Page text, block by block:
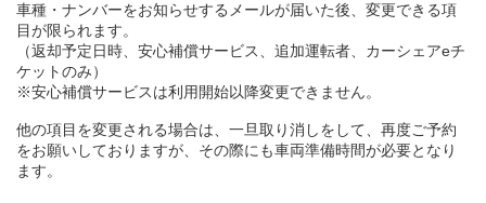
車種・ナンバーをお知らせするメールが届いた後、変更できる項
目が限られます。
（返却予定日時、安心補償サービス、追加運転者、カーシェアeチ
ケットのみ）
※安心補償サービスは利用開始以降変更できません。
他の項目を変更される場合は、一旦取り消しをして、再度ご予約
をお願いしておりますが、その際にも車両準備時間が必要となり
ます。